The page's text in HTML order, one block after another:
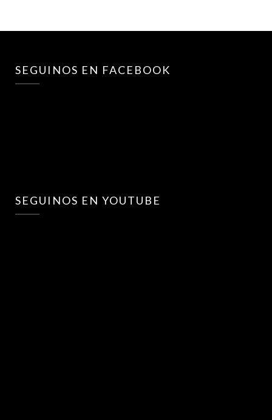
SEGUINOS EN FACEBOOK
SEGUINOS EN YOUTUBE